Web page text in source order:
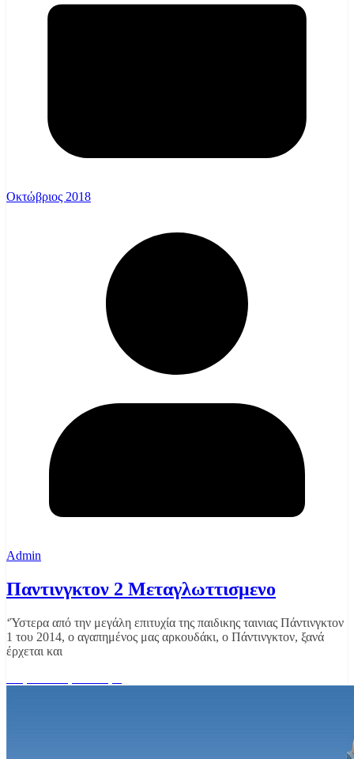
Οκτώβριος 2018
Admin
Παντινγκτον 2 Μεταγλωττισμενο
‘Ύστερα από την μεγάλη επιτυχία της παιδικης ταινιας Πάντινγκτον
1 του 2014, ο αγαπημένος μας αρκουδάκι, ο Πάντινγκτον, ξανά
έρχεται και